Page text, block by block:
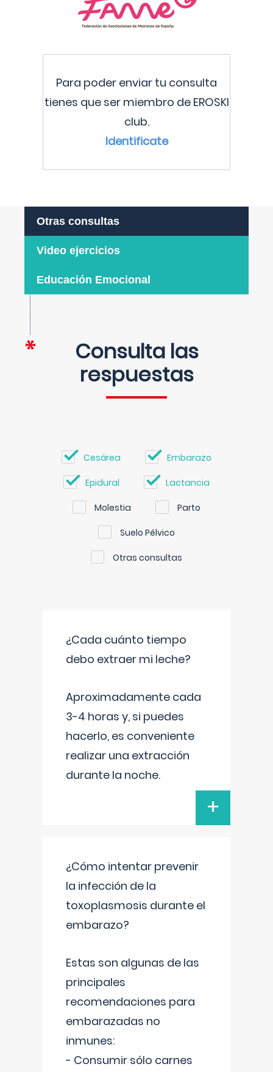
Para poder enviar tu consulta
tienes que ser miembro de EROSKI
club.
Identificate
Otras consultas
Video ejercicios
Educación Emocional
Consulta las
respuestas
Cesárea Embarazo
Epidural Lactancia
Molestia Parto
Suelo Pélvico
Otras consultas
¿Cada cuánto tiempo
debo extraer mi leche?
Aproximadamente cada
3-4 horas y, si puedes
hacerlo, es conveniente
realizar una extracción
durante la noche.
+
¿Cómo intentar prevenir
la infección de la
toxoplasmosis durante el
embarazo?
Estas son algunas de las
principales
recomendaciones para
embarazadas no
inmunes:
- Consumir sólo carnes